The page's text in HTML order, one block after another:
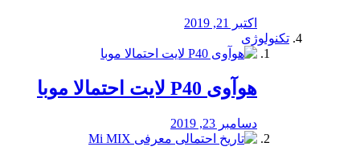
اکتبر 21, 2019
تکنولوژی
هوآوی P40 لایت احتمالا موبا
دسامبر 23, 2019